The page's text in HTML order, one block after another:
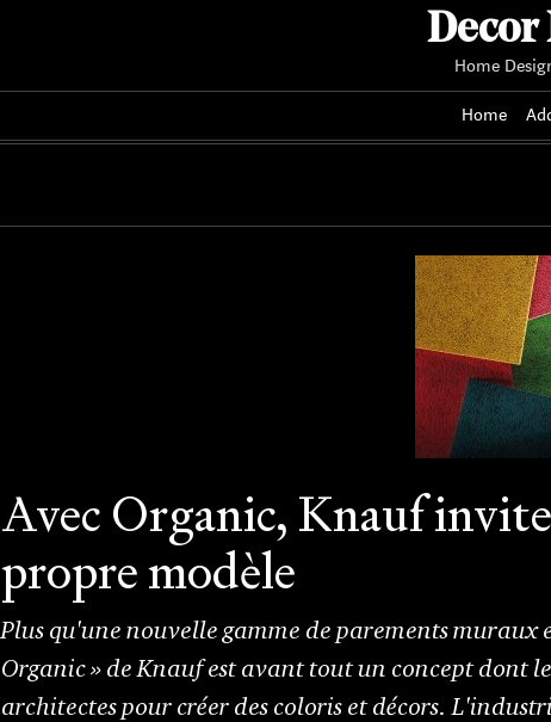
Decor
Home
Home
Avec Organic, Knauf
propre modèle
Plus qu'une nouvelle gamme de parements muraux
Organic » de Knauf est avant tout un concept dont
architectes pour créer des coloris et décors.